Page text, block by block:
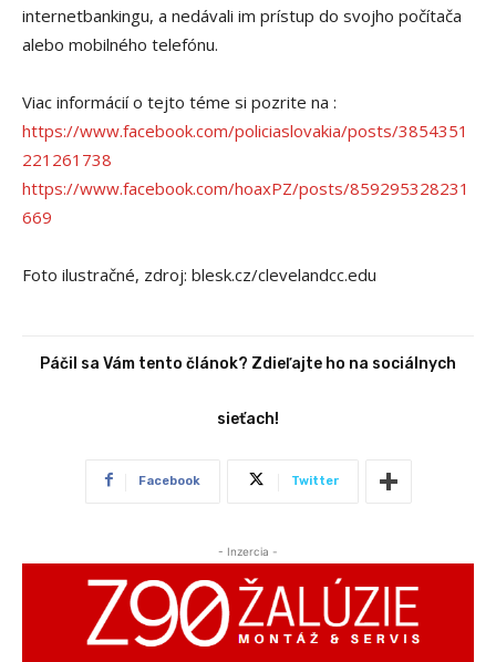
internetbankingu, a nedávali im prístup do svojho počítača
alebo mobilného telefónu.
Viac informácií o tejto téme si pozrite na :
https://www.facebook.com/policiaslovakia/posts/3854351
221261738
https://www.facebook.com/hoaxPZ/posts/859295328231
669
Foto ilustračné, zdroj: blesk.cz/clevelandcc.edu
Páčil sa Vám tento článok? Zdieľajte ho na sociálnych
sieťach!
Facebook Twitter
- Inzercia -